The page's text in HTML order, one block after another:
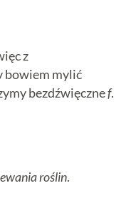
z
bowiem mylić
bezdźwięcznef.
roślin.